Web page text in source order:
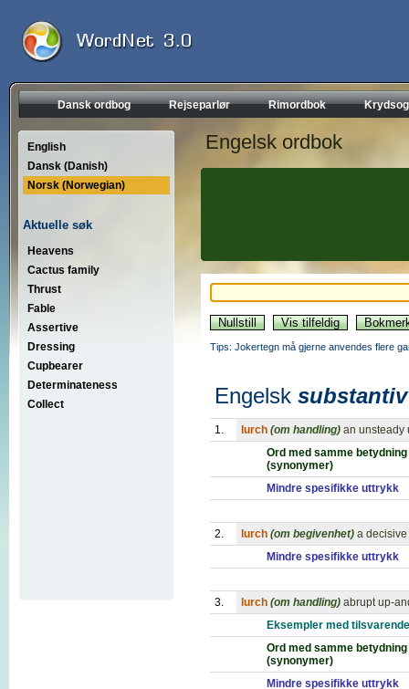
Dansk ordbog Rejseparlør Rimordbok
English
Dansk (Danish)
Norsk (Norwegian)
Aktuelle søk
Heavens
Cactus family
Thrust
Fable
Assertive
Dressing
Cupbearer
Determinateness
Collect
Engelsk ordbok
Tips: Jokertegn må gjerne anvendes flere
Engelsk substantiv
1. lurch (om handling) an unsteady
Ord med samme betydning
(synonymer)
Mindre spesifikke uttrykk
2. lurch (om begivenhet) a
Mindre spesifikke uttrykk
3. lurch (om handling) abrupt up-
Eksempler med
Ord med samme betydning
(synonymer)
Mindre spesifikke uttrykk